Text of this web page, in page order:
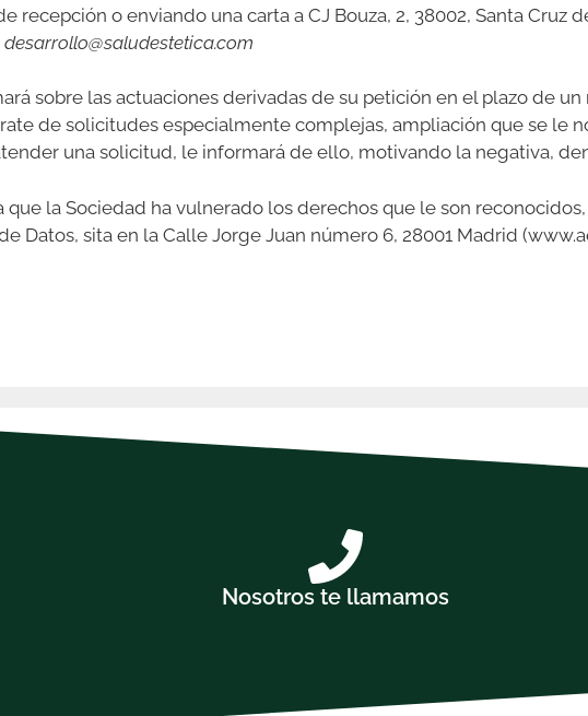
recepción o enviando una carta a CJ Bouza, 2, 38002, Santa Cruz
desarrollo@saludestetica.com
sobre las actuaciones derivadas de su petición en el plazo de
de solicitudes especialmente complejas, ampliación que se le
una solicitud, le informará de ello, motivando la negativa,
que la Sociedad ha vulnerado los derechos que le son
Datos, sita en la Calle Jorge Juan número 6, 28001 Madrid
Nosotros te llamamos